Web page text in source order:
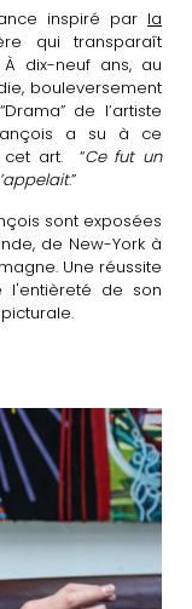
inspiré par la
qui transparaît
dix-neuf ans, au
bouleversement
de l’artiste
a su à ce
cet art. “Ce fut un
.”
sont exposées
de New-York à
Une réussite
l'entièreté de son